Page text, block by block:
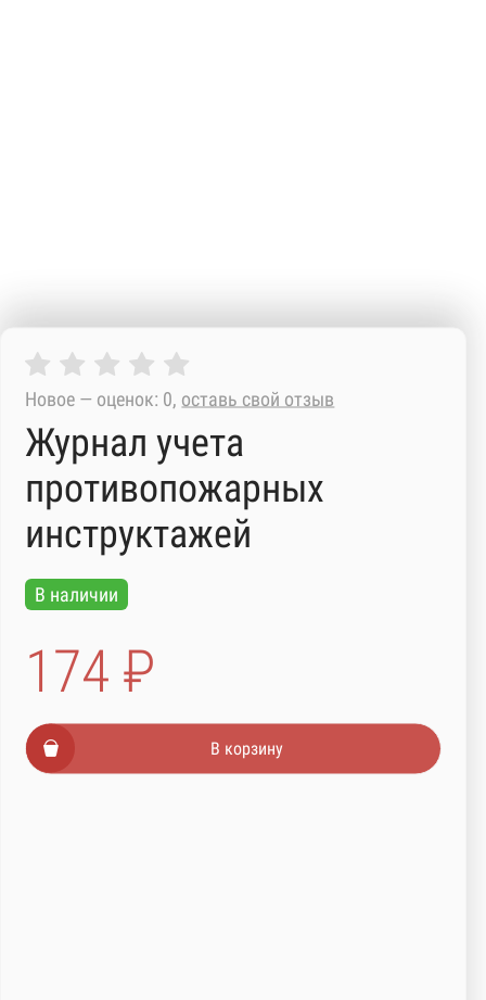
Новое — оценок: 0, оставь свой отзыв
Журнал учета
противопожарных
инструктажей
В наличии
174 ₽
В корзину